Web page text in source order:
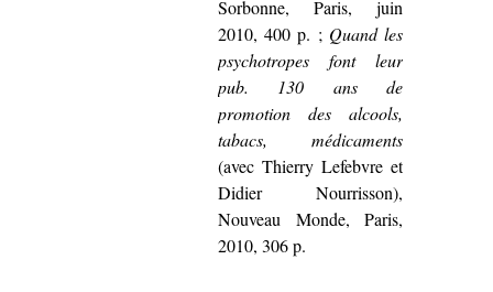
Sorbonne, Paris, juin
2010, 400 p. ; Quand les
psychotropes font leur
pub. 130 ans de
promotion des alcools,
tabacs, médicaments
(avec Thierry Lefebvre et
Didier Nourrisson),
Nouveau Monde, Paris,
2010, 306 p.